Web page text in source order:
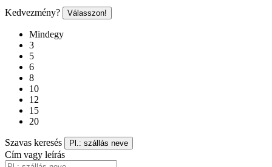
Kedvezmény? Válasszon!
Mindegy
3
5
6
8
10
12
15
20
Szavas keresés Pl.: szállás neve
Cím vagy leírás